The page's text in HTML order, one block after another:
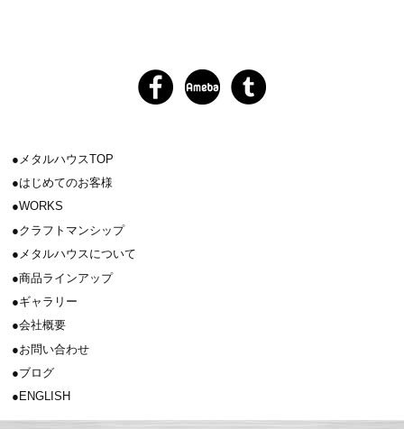
メタルハウスTOP
はじめてのお客様
WORKS
クラフトマンシップ
メタルハウスについて
商品ラインアップ
ギャラリー
会社概要
お問い合わせ
ブログ
ENGLISH